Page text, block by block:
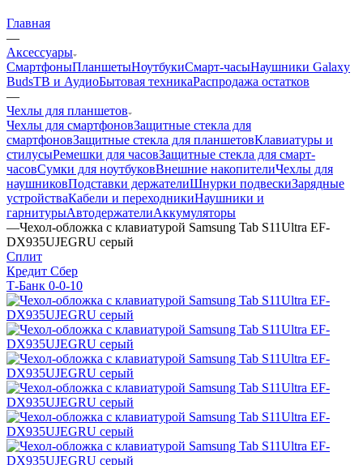
Главная
—
Аксессуары
СмартфоныПланшетыНоутбукиСмарт-часыНаушники Galaxy
BudsТВ и АудиоБытовая техникаРаспродажа остатков
—
Чехлы для планшетов
Чехлы для смартфоновЗащитные стекла для
смартфоновЗащитные стекла для планшетовКлавиатуры и
стилусыРемешки для часовЗащитные стекла для смарт-
часовСумки для ноутбуковВнешние накопителиЧехлы для
наушниковПодставки держателиШнурки подвескиЗарядные
устройстваКабели и переходникиНаушники и
гарнитурыАвтодержателиАккумуляторы
—Чехол-обложка с клавиатурой Samsung Tab S11Ultra EF-
DX935UJEGRU серый
Сплит
Кредит Сбер
Т-Банк 0-0-10